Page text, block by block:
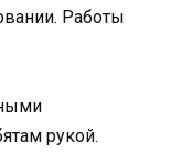
Работы
рукой.